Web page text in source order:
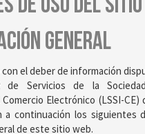
GENERAL
el deber de información
de Servicios de la
Electrónico (LSSI-CE)
a continuación los siguientes
de este sitio web.